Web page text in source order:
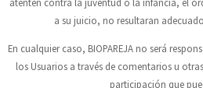
atenten contra la juventud o la infancia, el
a su juicio, no resultaran
En cualquier caso, BIOPAREJAno será
los Usuarios a través de comentarios u
participación que